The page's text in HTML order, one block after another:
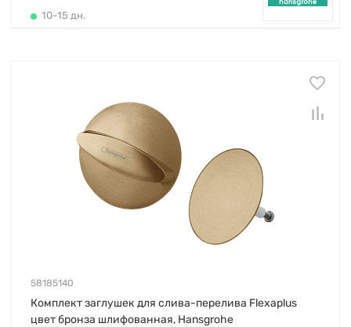
10-15 дн.
58185140
Комплект заглушек для слива-перелива Flexaplus
цвет бронза шлифованная, Hansgrohe